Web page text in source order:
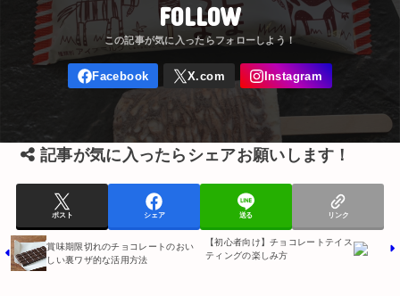
FOLLOW
記事が気に入ったらシェアお願いします！
ポスト シェア 送る リンク
賞味期限切れのチョコレートのおい
しい裏ワザ的な活用方法
【初心者向け】チョコレートテイス
ティングの楽しみ方